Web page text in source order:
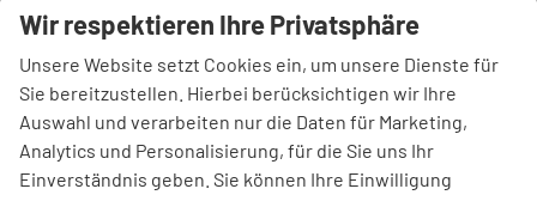
Fahrzeugnr.
Abarth
Alfa Romeo
Wir respektieren Ihre Privatsphäre
Unsere Website setzt Cookies ein, um unsere Dienste für
Sie bereitzustellen. Hierbei berücksichtigen wir Ihre
Auswahl und verarbeiten nur die Daten für Marketing,
Analytics und Personalisierung, für die Sie uns Ihr
Einverständnis geben. Sie können Ihre Einwilligung